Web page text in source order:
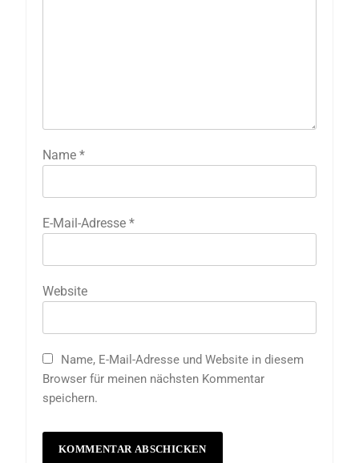
Name *
E-Mail-Adresse *
Website
Name, E-Mail-Adresse und Website in diesem
Browser für meinen nächsten Kommentar
speichern.